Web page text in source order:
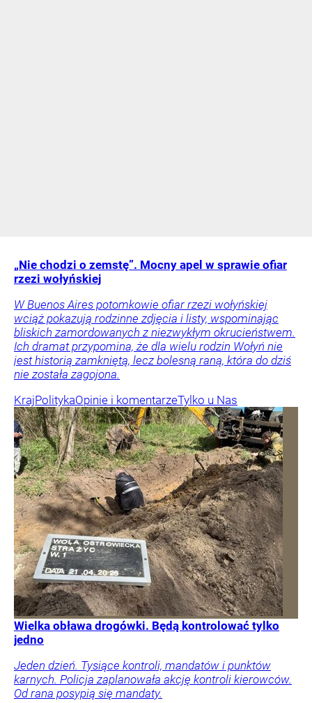
„Nie chodzi o zemstę”. Mocny apel w sprawie ofiar
rzezi wołyńskiej
W Buenos Aires potomkowie ofiar rzezi wołyńskiej
wciąż pokazują rodzinne zdjęcia i listy, wspominając
bliskich zamordowanych z niezwykłym okrucieństwem.
Ich dramat przypomina, że dla wielu rodzin Wołyń nie
jest historią zamkniętą, lecz bolesną raną, która do dziś
nie została zagojona.
KrajPolitykaOpinie i komentarzeTylko u Nas
Wielka obława drogówki. Będą kontrolować tylko
jedno
Jeden dzień. Tysiące kontroli, mandatów i punktów
karnych. Policja zaplanowała akcję kontroli kierowców.
Od rana posypią się mandaty.